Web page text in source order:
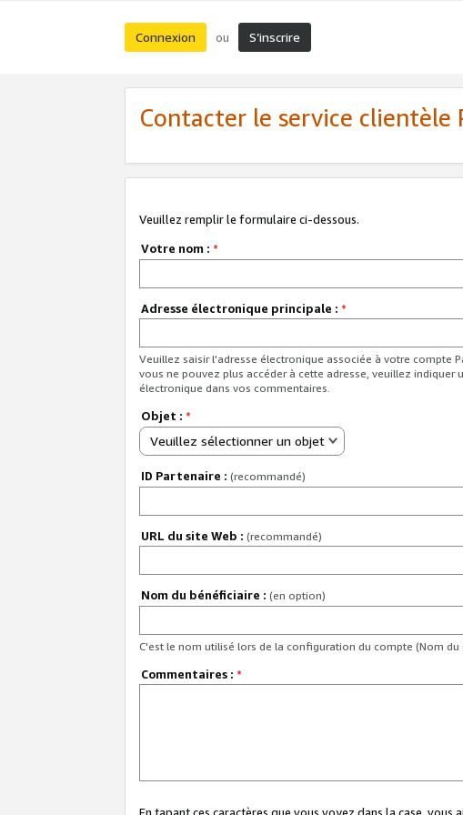
Connexion ou S’inscrire
Contacter le service clientèle
Veuillez remplir le formulaire ci-dessous.
Votre nom : *
Adresse électronique principale : *
Veuillez saisir l'adresse électronique associée à votre compte
vous ne pouvez plus accéder à cette adresse, veuillez indiquer
électronique dans vos commentaires.
Objet : *
Veuillez sélectionner un objet
ID Partenaire : (recommandé)
URL du site Web : (recommandé)
Nom du bénéficiaire : (en option)
C'est le nom utilisé lors de la configuration du compte (Nom du
Commentaires : *